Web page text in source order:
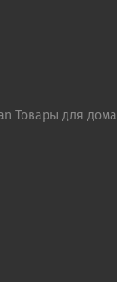
Товары для дома